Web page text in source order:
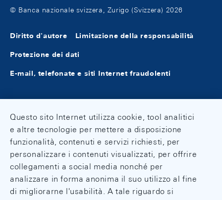
© Banca nazionale svizzera, Zurigo (Svizzera) 2026
Diritto d'autore Limitazione della responsabilità
Protezione dei dati
E-mail, telefonate e siti Internet fraudolenti
Questo sito Internet utilizza cookie, tool analitici
e altre tecnologie per mettere a disposizione
funzionalità, contenuti e servizi richiesti, per
personalizzare i contenuti visualizzati, per offrire
collegamenti a social media nonché per
analizzare in forma anonima il suo utilizzo al fine
di migliorarne l'usabilità. A tale riguardo si